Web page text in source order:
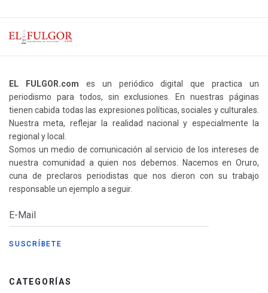
EL FULGOR.com es un periódico digital que practica un
periodismo para todos, sin exclusiones. En nuestras páginas
tienen cabida todas las expresiones políticas, sociales y culturales.
Nuestra meta, reflejar la realidad nacional y especialmente la
regional y local.
Somos un medio de comunicación al servicio de los intereses de
nuestra comunidad a quien nos debemos. Nacemos en Oruro,
cuna de preclaros periodistas que nos dieron con su trabajo
responsable un ejemplo a seguir.
CATEGORÍAS